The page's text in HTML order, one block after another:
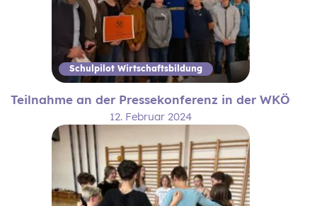
Schulpilot Wirtschaftsbildung
Teilnahme an der Pressekonferenz in der WKÖ
12. Februar 2024